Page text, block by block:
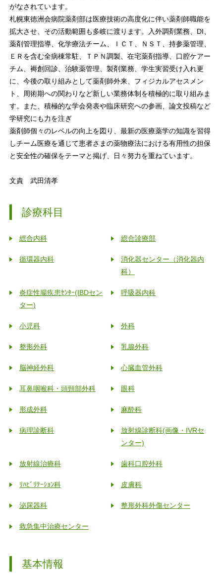
がなされています。
札幌東徳洲会病院薬剤部は医療技術の高度化に伴い薬剤師職能を
拡大させ、その活動範囲も多岐に渡ります。入外調剤業務、DI、
薬剤管理指導、化学療法チーム、ＩＣＴ、ＮＳＴ、持参薬管理、
ＥＲを含む全病棟常駐、ＴＰＮ調製、在宅薬剤指導、口腔ケアー
チム、褥創回診、治験薬管理、製剤業務、学生実習受け入れ更
に、今後の取り組みとして薬剤師外来、フィジカルアセスメン
ト、周術期への関わりなど新しい業務体制を積極的に取り組みま
す。また、積極的な学会発表や臨床研究への参画、論文投稿など
学研究にも力を注ぎ
薬剤師個々のレベルの向上を図り、最新の医療薬学の知識を習得
しチーム医療を通じて患者さまの薬物療法における有用性の担保
と安全性の確保をテーマと掲げ、日々努力を重ねています。
文責 武田清孝
診療科目
総合内科 総合診療部
循環器内科
消化器センター（消化器内
科）
炎症性腸疾患ｾﾝﾀｰ(IBDセン
ター)
呼吸器内科
小児科 外科
整形外科 乳腺外科
脳神経外科 心臓血管外科
耳鼻咽喉科・頭頸部外科 眼科
形成外科 麻酔科
病理診断科
放射線診断科(画像・IVRセ
ンター)
放射線治療科 歯科口腔外科
ﾘﾊﾋﾞﾘﾃｰｼｮﾝ科 皮膚科
泌尿器科 整形外科外傷センター
救急集中治療センター
基本情報